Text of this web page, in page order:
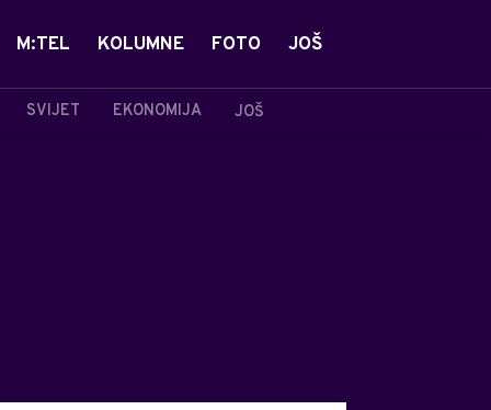
SVIJET EKONOMIJA JOŠ
M:TEL KOLUMNE FOTO JOŠ